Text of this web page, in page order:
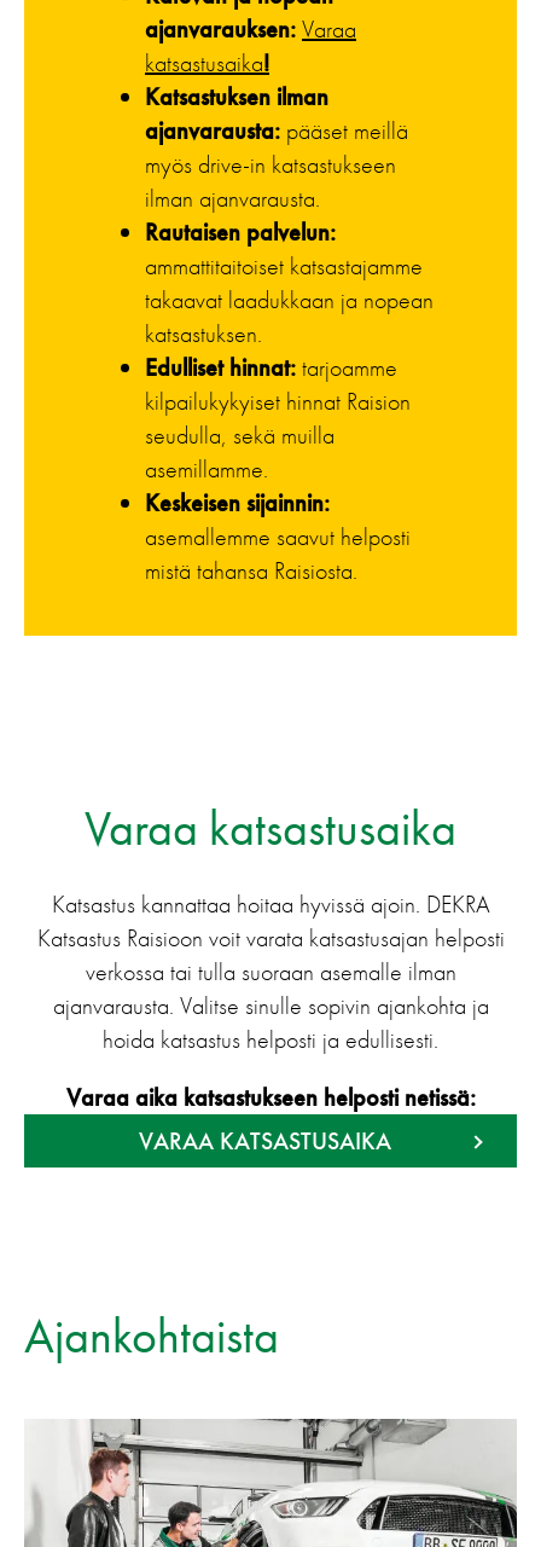
ajanvarauksen:Varaa
katsastusaika!
Katsastuksen ilman
ajanvarausta: pääset meillä
myös drive-in katsastukseen
ilman ajanvarausta.
Rautaisen palvelun:
ammattitaitoiset katsastajamme
takaavat laadukkaan ja nopean
katsastuksen.
Edulliset hinnat:tarjoamme
kilpailukykyiset hinnat Raision
seudulla, sekä muilla
asemillamme.
Keskeisen sijainnin:
asemallemme saavut helposti
mistä tahansa Raisiosta.
Varaa katsastusaika
Katsastus kannattaa hoitaa hyvissä ajoin. DEKRA
Katsastus Raisioon voit varata katsastusajan helposti
verkossa tai tulla suoraan asemalle ilman
ajanvarausta. Valitse sinulle sopivin ajankohta ja
hoida katsastus helposti ja edullisesti.
Varaa aika katsastukseen helposti netissä:
VARAA KATSASTUSAIKA
Ajankohtaista